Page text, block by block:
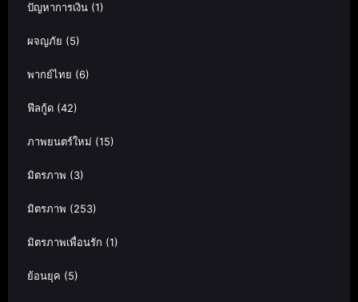
ปัญหาการเงิน (1)
ผจญภัย (5)
พากย์ไทย (6)
ฟีลกู้ด (42)
ภาพยนตร์ใหม่ (15)
มิตรภาพ (3)
มิตรภาพ (253)
มิตรภาพเพื่อนรัก (1)
ย้อนยุค (5)